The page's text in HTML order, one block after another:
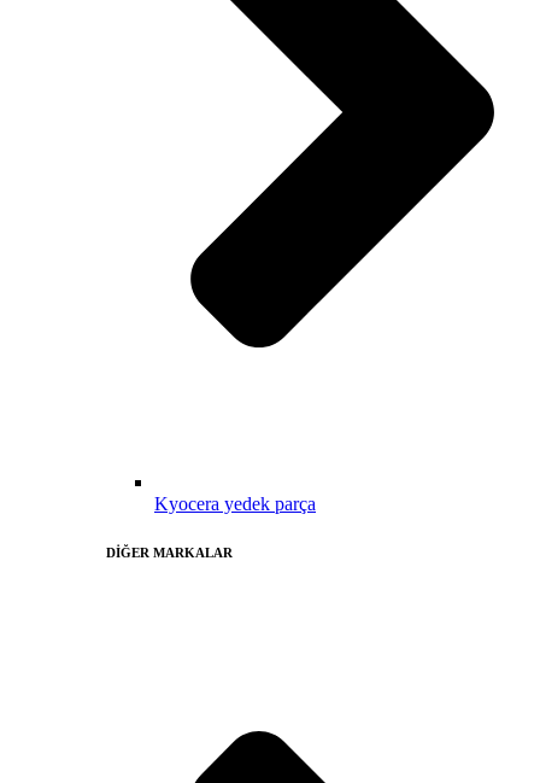
Kyocera yedek parça
DİĞER MARKALAR